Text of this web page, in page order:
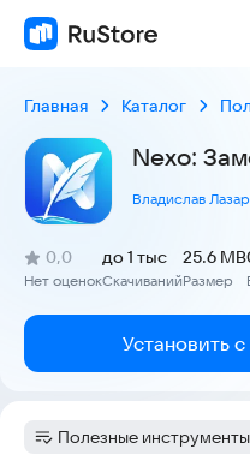
Главная Каталог
Nexo:
Владислав
Рейтинг:
0,0
(
Нет оценок
)
Скачиваний
до 1 тыс
Размер
25.6 MB
Установить
Категория:
Полезные инструменты